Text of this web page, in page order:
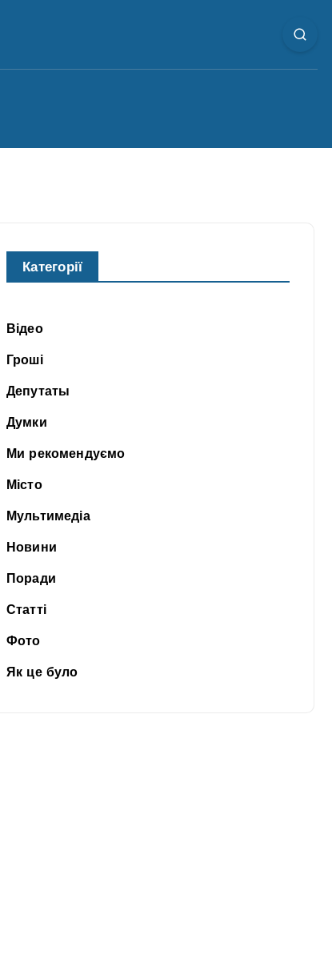
Категорії
Відео
Гроші
Депутаты
Думки
Ми рекомендуємо
Місто
Мультимедіа
Новини
Поради
Статті
Фото
Як це було